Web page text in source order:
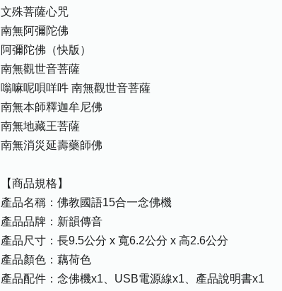
文殊菩薩心咒
南無阿彌陀佛
阿彌陀佛（快版）
南無觀世音菩薩
嗡嘛呢唄咩吽 南無觀世音菩薩
南無本師釋迦牟尼佛
南無地藏王菩薩
南無消災延壽藥師佛
【商品規格】
產品名稱：佛教國語15合一念佛機
產品品牌：新韻傳音
產品尺寸：長9.5公分 x 寬6.2公分 x 高2.6公分
產品顏色：藕荷色
產品配件：念佛機x1、USB電源線x1、產品說明書x1